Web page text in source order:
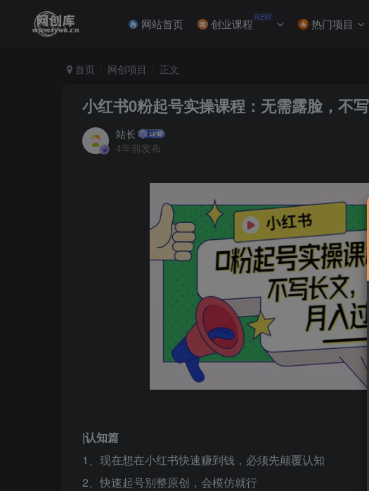
网站首页 创业课程 NEW 热门项目
首页 网创项目 正文
小红书0粉起号实操课程：无需露脸，不
站长
4年前发布
|认知篇
1、现在想在小红书快速赚到钱，必须先颠覆认知
2、快速起号别整原创，会模仿就行